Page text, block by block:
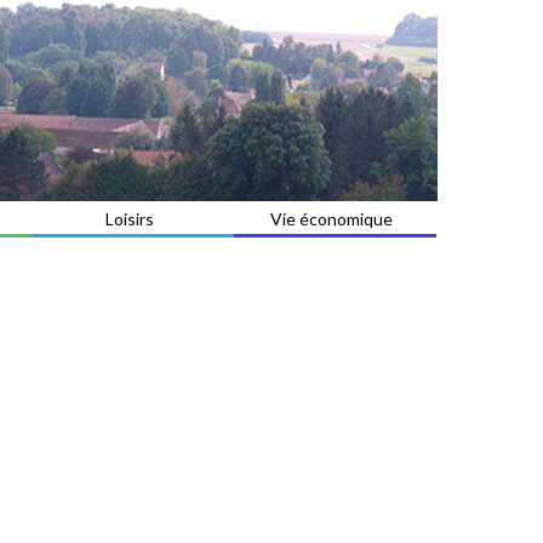
Loisirs Vie économique